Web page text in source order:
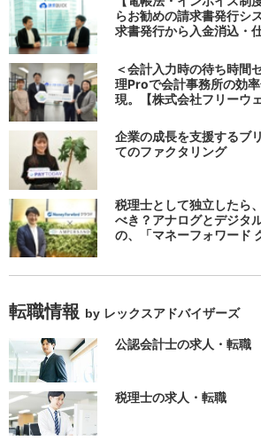
らお勧めの請求書発行シ
求書発行から入金消込・
＜会計入力時の待ち時間
理Proで会計事務所の効
現。【株式会社フリーウ
企業の成長を支援するブ
てのファクタリング
税理士として独立したら
べき？アナログとデジタ
の、「マネーフォワード
転職情報 by レックスアドバイザーズ
公認会計士の求人・転職
税理士の求人・転職